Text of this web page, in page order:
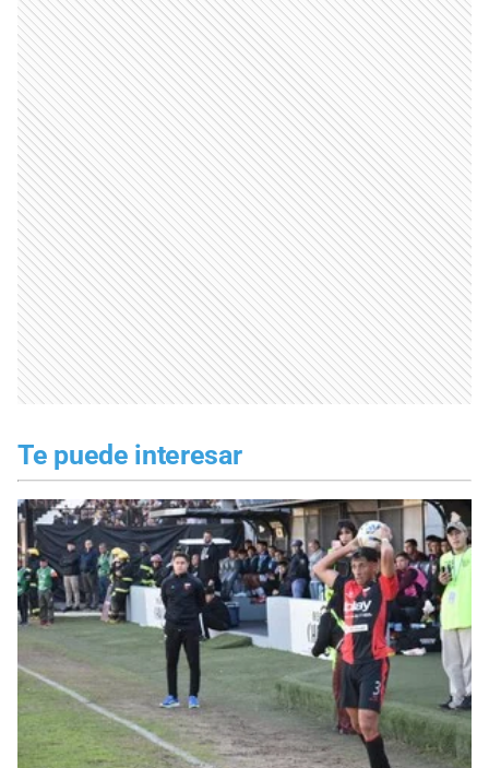
Te puede interesar